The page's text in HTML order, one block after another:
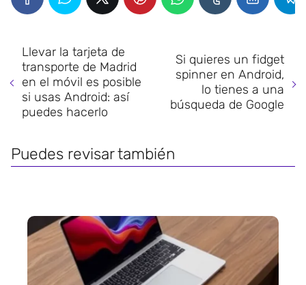
Llevar la tarjeta de
transporte de Madrid
en el móvil es posible
si usas Android: así
puedes hacerlo
Si quieres un fidget
spinner en Android,
lo tienes a una
búsqueda de Google
Puedes revisar también